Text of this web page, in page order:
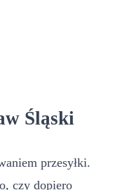
Śląski
przesyłki.
czy dopiero